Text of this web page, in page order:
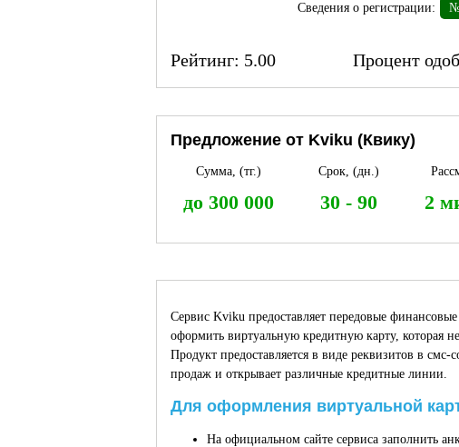
Сведения о регистрации:
№
Рейтинг: 5.00 Процент
Предложение от Kviku (Квику)
Сумма, (тг.)
до 300 000
Срок, (дн.)
30 - 90 2
Сервис Kviku предоставляет передовые
оформить виртуальную кредитную карту, которая
Продукт предоставляется в виде реквизитов в
продаж и открывает различные кредитные линии.
Для оформления виртуальной
На официальном сайте сервиса заполнить